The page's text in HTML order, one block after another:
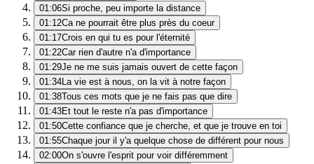
01:06Si proche, peu importe la distance
01:12Ca ne pourrait être plus près du coeur
01:17Crois en qui tu es pour l'éternité
01:22Car rien d'autre n'a d'importance
01:29Je ne me suis jamais ouvert de cette façon
01:34La vie est à nous, on la vit à notre façon
01:38Tous ces mots que je ne fais pas que dire
01:43Et tout le reste n'a pas d'importance
01:50Cette confiance que je cherche, et que je trouve en toi
01:55Chaque jour il y'a quelque chose de différent pour nous
02:00On s'ouvre l'esprit pour voir différemment